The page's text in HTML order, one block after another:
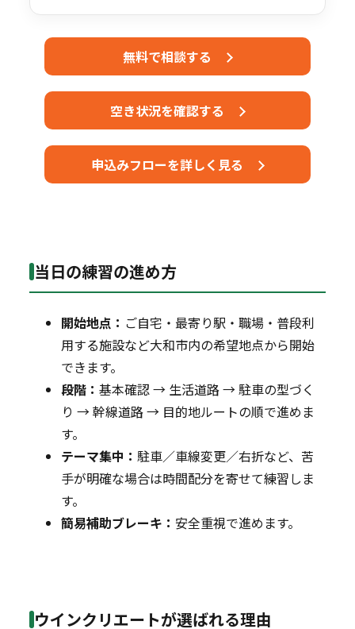
無料で相談する
空き状況を確認する
申込みフローを詳しく見る
当日の練習の進め方
開始地点： ご自宅・最寄り駅・職場・普段利
用する施設など大和市内の希望地点から開始
できます。
段階：基本確認 → 生活道路 → 駐車の型づく
り → 幹線道路 → 目的地ルートの順で進めま
す。
テーマ集中：駐車／車線変更／右折など、苦
手が明確な場合は時間配分を寄せて練習しま
す。
簡易補助ブレーキ： 安全重視で進めます。
ウインクリエートが選ばれる理由